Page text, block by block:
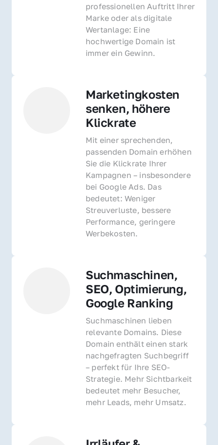
professionellen Auftritt Ihrer
Marke oder als digitale
Wertanlage: Eine
hochwertige Domain ist
immer ein Gewinn.
Marketingkosten
senken, höhere
Klickrate
Mit einer sprechenden,
passenden Domain erhöhen
Sie die Klickrate Ihrer
Kampagnen – insbesondere
bei Google Ads. Das
bedeutet: Weniger
Streuverluste, bessere
Performance, geringere
Werbekosten.
Suchmaschinen,
SEO, Optimierung,
Google Ranking
Suchmaschinen lieben
relevante Domains. Diese
Domain enthält einen stark
nachgefragten Suchbegriff
– perfekt für Ihre SEO-
Strategie. Mehr Sichtbarkeit
bedeutet mehr Besucher,
mehr Leads, mehr Umsatz.